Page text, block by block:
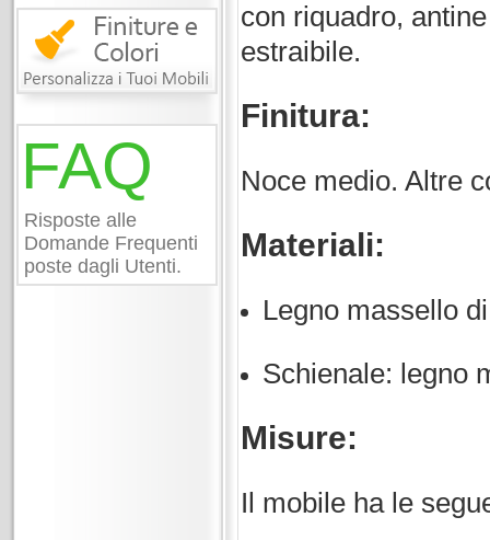
FAQ
Risposte alle
Domande Frequenti
poste dagli Utenti.
con riquadro,
estraibile.
Finitura:
Noce medio. Altre
Materiali:
Legno massello
Schienale: legno
Misure:
Il mobile ha le